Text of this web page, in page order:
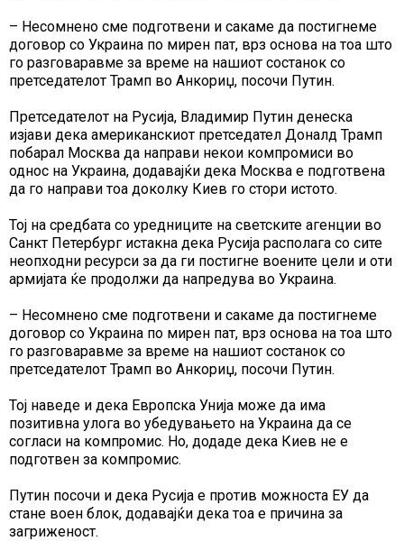
– Несомнено сме подготвени и сакаме да постигнеме
договор со Украина по мирен пат, врз основа на тоа што
го разговаравме за време на нашиот состанок со
претседателот Трамп во Анкориџ, посочи Путин.
Претседателот на Русија, Владимир Путин денеска
изјави дека американскиот претседател Доналд Трамп
побарал Москва да направи некои компромиси во
однос на Украина, додавајќи дека Москва е подготвена
да го направи тоа доколку Киев го стори истото.
Тој на средбата со уредниците на светските агенции во
Санкт Петербург истакна дека Русија располага со сите
неопходни ресурси за да ги постигне воените цели и оти
армијата ќе продолжи да напредува во Украина.
– Несомнено сме подготвени и сакаме да постигнеме
договор со Украина по мирен пат, врз основа на тоа што
го разговаравме за време на нашиот состанок со
претседателот Трамп во Анкориџ, посочи Путин.
Тој наведе и дека Европска Унија може да има
позитивна улога во убедувањето на Украина да се
согласи на компромис. Но, додаде дека Киев не е
подготвен за компромис.
Путин посочи и дека Русија е против можноста ЕУ да
стане воен блок, додавајќи дека тоа е причина за
загриженост.